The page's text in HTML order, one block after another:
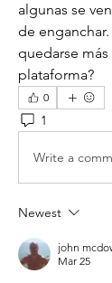
algunas se
de
quedarse
plataforma?
0
1
Write a
Newest
john
Mar 25